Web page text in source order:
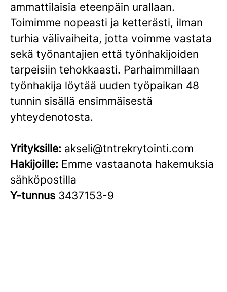
ammattilaisia eteenpäin urallaan.
Toimimme nopeasti ja ketterästi, ilman
turhia välivaiheita, jotta voimme vastata
sekä työnantajien että työnhakijoiden
tarpeisiin tehokkaasti. Parhaimmillaan
työnhakija löytää uuden työpaikan 48
tunnin sisällä ensimmäisestä
yhteydenotosta.
Yrityksille: akseli@tntrekrytointi.com
Hakijoille: Emme vastaanota hakemuksia
sähköpostilla
Y-tunnus 3437153-9